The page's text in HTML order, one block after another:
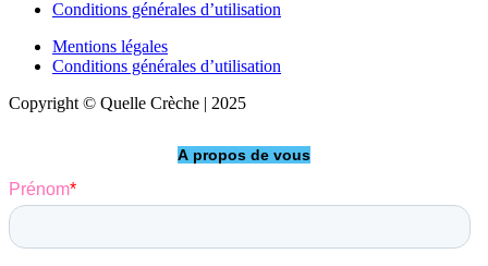
Conditions générales d’utilisation
Mentions légales
Conditions générales d’utilisation
Copyright © Quelle Crèche | 2025